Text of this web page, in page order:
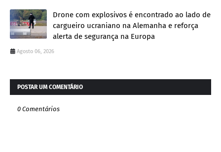
Drone com explosivos é encontrado ao lado de
cargueiro ucraniano na Alemanha e reforça
alerta de segurança na Europa
Agosto 06, 2026
POSTAR UM COMENTÁRIO
0 Comentários